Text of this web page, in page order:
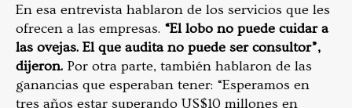
En esa entrevista hablaron de los servicios que les
ofrecen a las empresas. “El lobo no puede cuidar a
las ovejas. El que audita no puede ser consultor”,
dijeron. Por otra parte, también hablaron de las
ganancias que esperaban tener: “Esperamos en
tres años estar superando US$10 millones en